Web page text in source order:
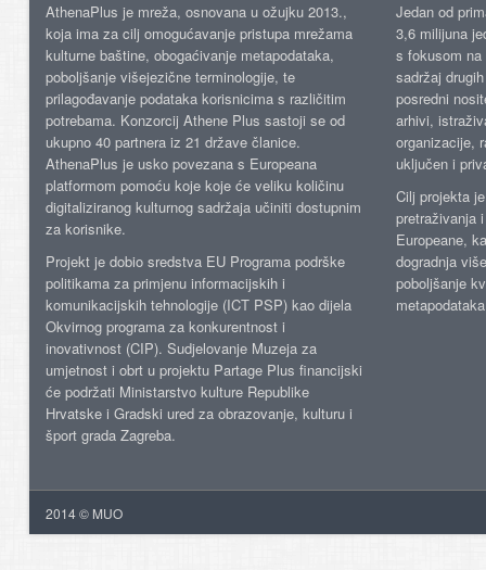
AthenaPlus je mreža, osnovana u ožujku 2013.,
koja ima za cilj omogućavanje pristupa mrežama
kulturne baštine, obogaćivanje metapodataka,
poboljšanje višejezične terminologije, te
prilagođavanje podataka korisnicima s različitim
potrebama. Konzorcij Athene Plus sastoji se od
ukupno 40 partnera iz 21 države članice.
AthenaPlus je usko povezana s Europeana
platformom pomoću koje koje će veliku količinu
digitaliziranog kulturnog sadržaja učiniti dostupnim
za korisnike.
Projekt je dobio sredstva EU Programa podrške
politikama za primjenu informacijskih i
komunikacijskih tehnologije (ICT PSP) kao dijela
Okvirnog programa za konkurentnost i
inovativnost (CIP). Sudjelovanje Muzeja za
umjetnost i obrt u projektu Partage Plus financijski
će podržati Ministarstvo kulture Republike
Hrvatske i Gradski ured za obrazovanje, kulturu i
šport grada Zagreba.
Jedan od
3,6 milijuna
s fokusom
sadržaj
posredni
arhivi,
organizacije,
uključen i
Cilj projekta
pretraživanja
Europeane,
dogradnja
poboljšanje
2014 © MUO